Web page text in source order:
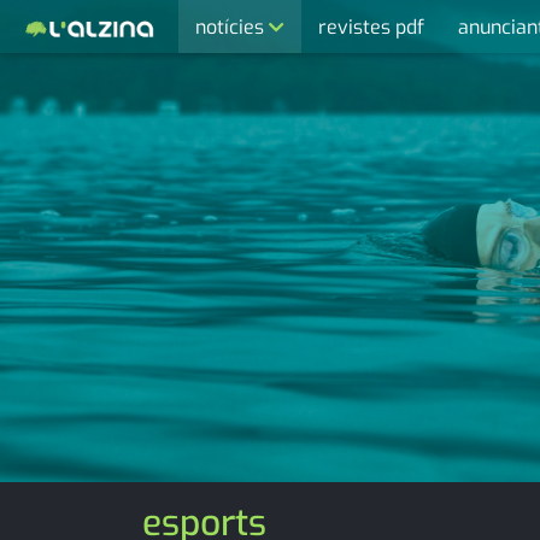
notícies
activitats
agenda
cultura
economia
empresa
entrevista
esports
opinió
revistes pdf
esports